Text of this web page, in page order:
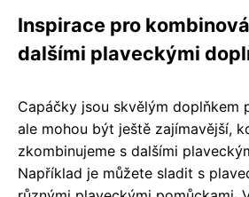
Inspirace pro
dalšími plaveckými
Capáčky jsou skvělým doplňkem
ale mohou být ještě zajímavější,
zkombinujeme s dalšími
Například je můžete sladit s